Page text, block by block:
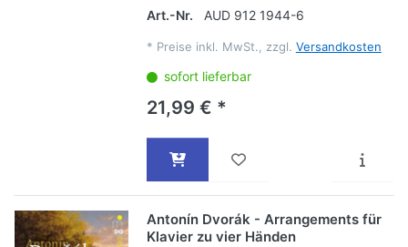
Art.-Nr.
AUD 912 1944-6
* Preise inkl. MwSt., zzgl. Versandkosten
sofort lieferbar
21,99 € *
Antonín Dvorák - Arrangements für
Klavier zu vier Händen